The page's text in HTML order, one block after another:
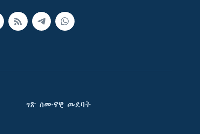
ገጽ ሰሙናዊ መደባት